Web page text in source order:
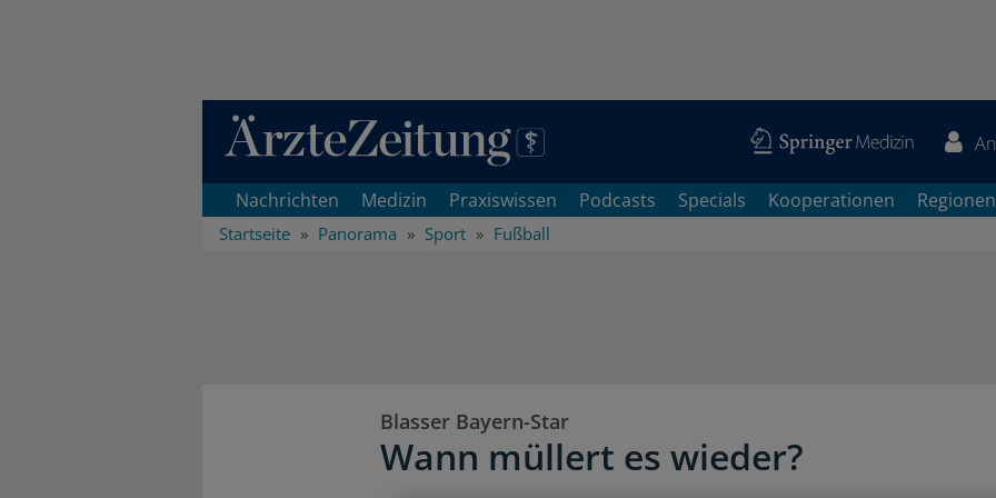
Direkt zum Inhaltsbereich
Nachrichten Medizin Praxiswissen Podcasts Specials Kooperationen Regionen
Startseite Panorama Sport Fußball
Blasser Bayern-Star
Wann müllert es wieder?